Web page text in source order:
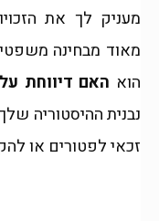
מעניק לך את
מאוד מבחינה
הוא האם דיווחת
נבנית ההיסטוריה
זכאי לפטורים או